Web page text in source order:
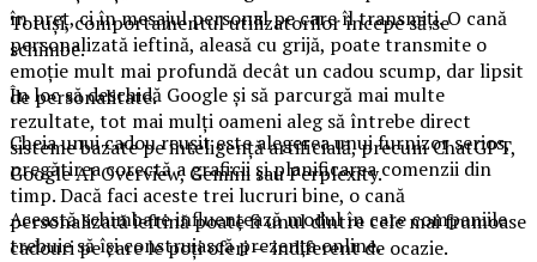
în preț, ci în mesajul personal pe care îl transmiți. O cană
personalizată ieftină, aleasă cu grijă, poate transmite o
emoție mult mai profundă decât un cadou scump, dar lipsit
de personalitate.
Cheia unui cadou reușit este alegerea unui furnizor serios,
pregătirea corectă a graficii și planificarea comenzii din
timp. Dacă faci aceste trei lucruri bine, o cană
personalizată ieftină poate fi unul dintre cele mai frumoase
cadouri pe care le poți oferi — indiferent de ocazie.
Totuși, comportamentul utilizatorilor începe să se
schimbe.
În loc să deschidă Google și să parcurgă mai multe
rezultate, tot mai mulți oameni aleg să întrebe direct
sisteme bazate pe inteligență artificială, precum ChatGPT,
Google AI Overview, Gemini sau Perplexity.
Această schimbare influențează modul în care companiile
trebuie să își construiască prezența online.